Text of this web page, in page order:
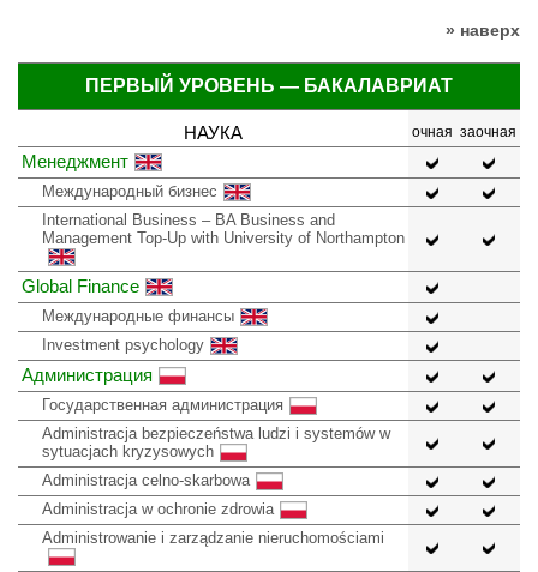
» наверх
ПЕРВЫЙ УРОВЕНЬ — БАКАЛАВРИАТ
НАУКА очная заочная
Менеджмент
Международный бизнес
International Business – BA Business and
Management Top-Up with University of Northampton
Global Finance
Международные финансы
Investment psychology
Администрация
Государственная администрация
Administracja bezpieczeństwa ludzi i systemów w
sytuacjach kryzysowych
Administracja celno-skarbowa
Administracja w ochronie zdrowia
Administrowanie i zarządzanie nieruchomościami